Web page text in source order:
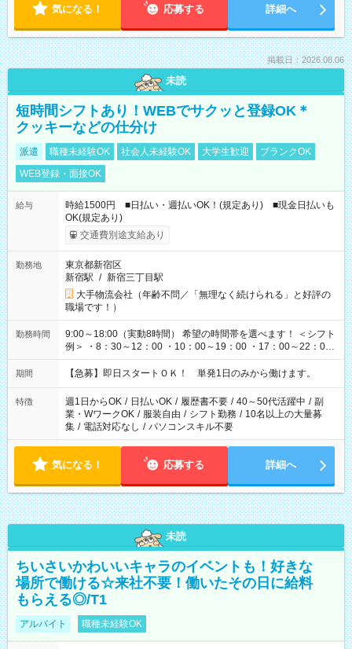
気になる！ 応募する 詳細へ
掲載日：2026.08.06
未読
短時間シフトあり！WEBでサクッと登録OK＊
クッキーなどの仕分け
派遣 職種未経験OK 社会人未経験OK 大学生歓迎
ブランクOK
WEB登録・面接OK
給与
時給1500円 ■日払い・週払いOK！(規定あり) ■現金日払いも
OK(規定あり)
交通費別途支給あり
勤務地
東京都新宿区
新宿駅 / 新宿三丁目駅
大手物流会社（年齢不問／「無理なく続けられる」と好評の
職場です！）
勤務時間
9:00～18:00（実動8時間） 希望の時間帯を選べます！ ＜シフト
例＞ ・8：30～12：00 ・10：00～19：00 ・17：00～22：00
・13：00～22：00 ・22：00～翌6：00 など
期間 【急募】即日スタートＯＫ！ 単発1日のみから働けます。
特徴 週1日からOK / 日払いOK / 履歴書不要 / 40～50代活躍中 / 副
業・WワークOK / 服装自由 / シフト勤務 / 10名以上の大量募
集 / 電話対応なし / パソコンスキル不要
気になる！ 応募する 詳細へ
未読
ちいさいかわいいキャラのイベントも！好きな
場所で働ける☆来社不要！働いたその日に給料
もらえる◎/T1
アルバイト 職種未経験OK